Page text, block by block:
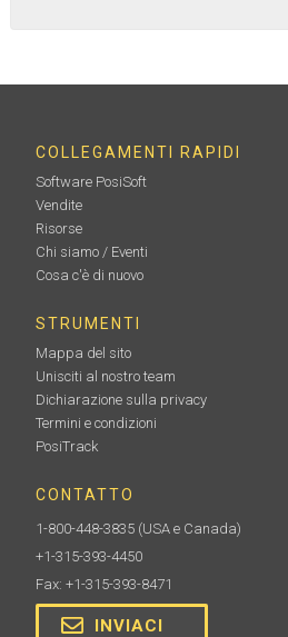
COLLEGAMENTI RAPIDI
Software PosiSoft
Vendite
Risorse
Chi siamo / Eventi
Cosa c'è di nuovo
STRUMENTI
Mappa del sito
Unisciti al nostro team
Dichiarazione sulla privacy
Termini e condizioni
PosiTrack
CONTATTO
1-800-448-3835 (USA e Canada)
+1-315-393-4450
Fax: +1-315-393-8471
INVIACI